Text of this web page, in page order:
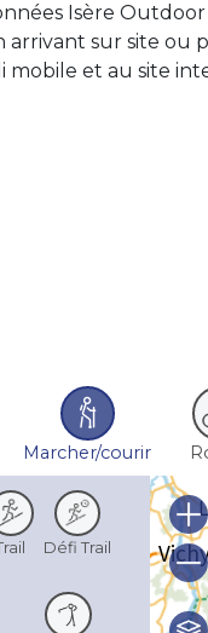
Isère
arrivant sur site ou
mobile et au site
Marcher/courir
Défi Trail